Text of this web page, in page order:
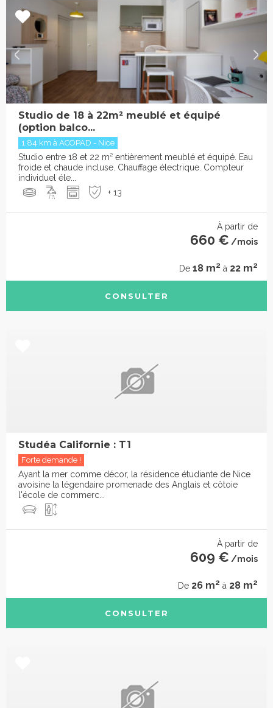
Studio de 18 à 22m² meublé et équipé
(option balco...
1.84 km à ACOPAD - Nice
Studio entre 18 et 22 m² entièrement meublé et équipé. Eau
froide et chaude incluse. Chauffage électrique. Compteur
individuel éle...
+ 13
À partir de
660 € /mois
De 18 m2 à 22 m2
CONSULTER
Studéa Californie : T1
Forte demande !
Ayant la mer comme décor, la résidence étudiante de Nice
avoisine la légendaire promenade des Anglais et côtoie
l'école de commerc...
À partir de
609 € /mois
De 26 m2 à 28 m2
CONSULTER